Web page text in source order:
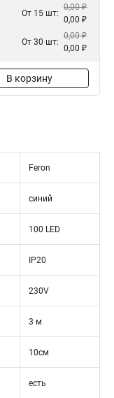
От 15 шт:
0,00 ₽
0,00 ₽
От 30 шт:
0,00 ₽
0,00 ₽
В корзину
Feron
синий
100 LED
IP20
230V
3 м
10см
есть